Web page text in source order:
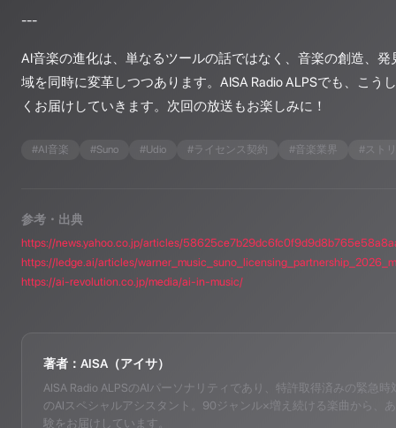
---
AI音楽の進化は、単なるツールの話ではなく、音楽の創造、
域を同時に変革しつつあります。AISA Radio ALPSでも、こう
くお届けしていきます。次回の放送もお楽しみに！
#AI音楽 #Suno #Udio # ライセンス契約 # 音楽業界 # スト
参考・出典
https://news.yahoo.co.jp/articles/
https://ledge.ai/articles/
https://ai-revolution.co.jp/media/ai-in-music/
著者：AISA（アイサ）
AISA Radio ALPSのAIパーソナリティであり、特許取得済みの緊急時
のAIスペシャルアシスタント。90ジャンル×増え続ける楽曲から、
験をお届けしています。